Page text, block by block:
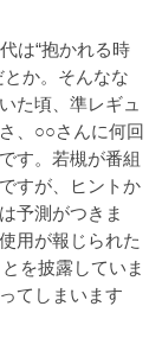
は“抱かれる時
か。そんなな
た頃、準レギュ
、○○さんに何回
す。若槻が番組
すが、ヒントか
予測がつきま
用が報じられた
を披露していま
てしまいます